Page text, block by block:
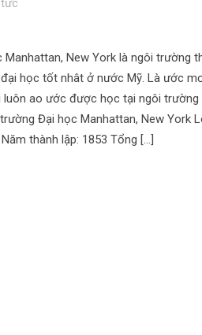
tức
Manhattan, New York là ngôi trường
học tốt nhât ở nước Mỹ. Là ước
luôn ao ước được học tại ngôi
Đại học Manhattan, New York
thành lập: 1853 Tổng […]